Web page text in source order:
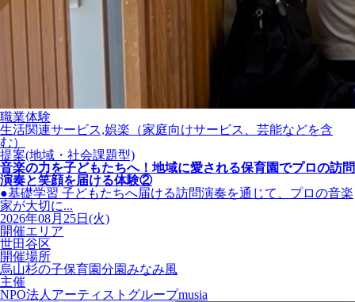
職業体験
生活関連サービス,娯楽（家庭向けサービス、芸能などを含
む）
提案(地域・社会課題型)
音楽の力を子どもたちへ！地域に愛される保育園でプロの訪問
演奏と笑顔を届ける体験②
●基礎学習 子どもたちへ届ける訪問演奏を通じて、プロの音楽
家が大切に...
2026年08月25日(火)
開催エリア
世田谷区
開催場所
烏山杉の子保育園分園みなみ風
主催
NPO法人アーティストグループmusia